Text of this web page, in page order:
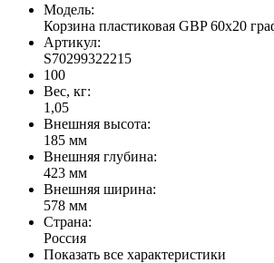
Модель:
Корзина пластиковая GBP 60х20
Артикул:
S70299322215
100
Вес, кг:
1,05
Внешняя высота:
185 мм
Внешняя глубина:
423 мм
Внешняя ширина:
578 мм
Страна:
Россия
Показать все характеристики